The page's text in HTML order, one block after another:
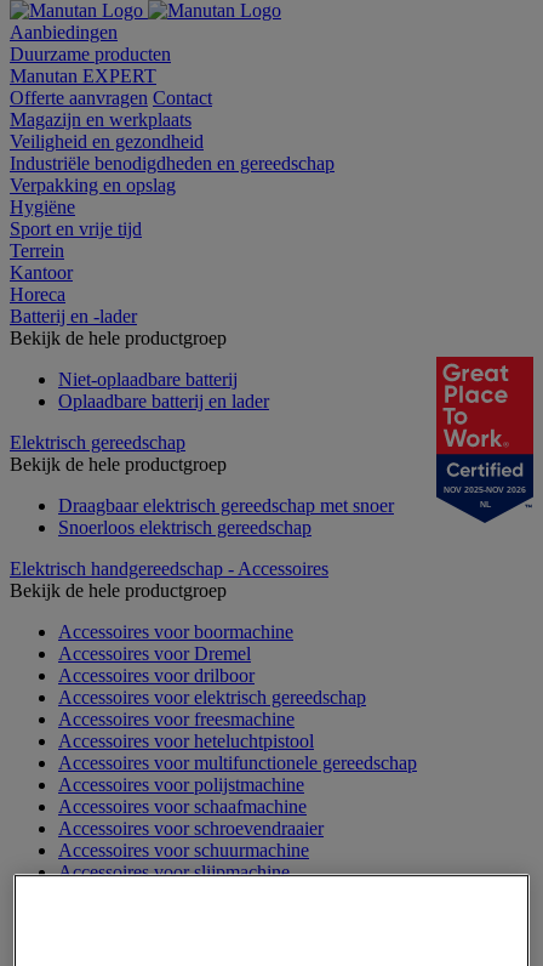
Aanbiedingen
Duurzame producten
Manutan EXPERT
Offerte aanvragen Contact
Magazijn en werkplaats
Veiligheid en gezondheid
Industriële benodigdheden en gereedschap
Verpakking en opslag
Hygiëne
Sport en vrije tijd
Terrein
Kantoor
Horeca
Batterij en -lader
Bekijk de hele productgroep
Niet-oplaadbare batterij
Oplaadbare batterij en lader
Elektrisch gereedschap
Bekijk de hele productgroep
Draagbaar elektrisch gereedschap met snoer
Snoerloos elektrisch gereedschap
Elektrisch handgereedschap - Accessoires
Bekijk de hele productgroep
Accessoires voor boormachine
Accessoires voor Dremel
Accessoires voor drilboor
Accessoires voor elektrisch gereedschap
Accessoires voor freesmachine
Accessoires voor heteluchtpistool
Accessoires voor multifunctionele gereedschap
Accessoires voor polijstmachine
Accessoires voor schaafmachine
Accessoires voor schroevendraaier
Accessoires voor schuurmachine
Accessoires voor slijpmachine
NOV 2025-NOV 2026
NL